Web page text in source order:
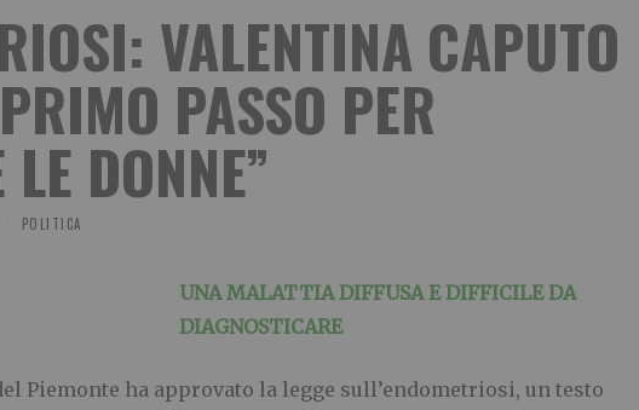
VALENTINA CAPUTO
PASSO PER
DONNE”
POLITICA
UNA MALATTIA DIFFUSA E DIFFICILE DA
DIAGNOSTICARE
Piemonte ha approvato la legge sull’endometriosi, un testo